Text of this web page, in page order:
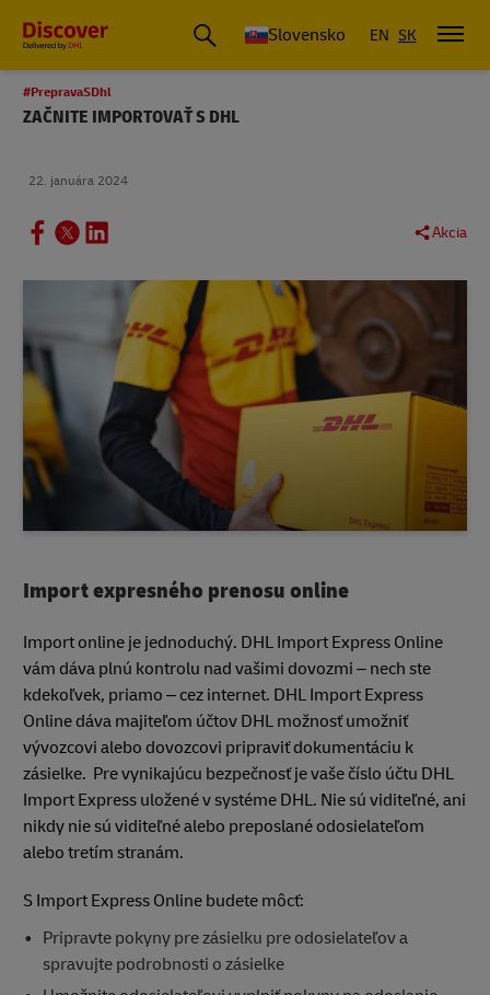
Slovensko EN SK
#PrepravaSDhl
ZAČNITE IMPORTOVAŤ S DHL
22. januára 2024
Akcia
Import expresného prenosu online
Import online je jednoduchý. DHL Import Express Online
vám dáva plnú kontrolu nad vašimi dovozmi – nech ste
kdekoľvek, priamo – cez internet. DHL Import Express
Online dáva majiteľom účtov DHL možnosť umožniť
vývozcovi alebo dovozcovi pripraviť dokumentáciu k
zásielke. Pre vynikajúcu bezpečnosť je vaše číslo účtu DHL
Import Express uložené v systéme DHL. Nie sú viditeľné, ani
nikdy nie sú viditeľné alebo preposlané odosielateľom
alebo tretím stranám.
S Import Express Online budete môcť:
Pripravte pokyny pre zásielku pre odosielateľov a
spravujte podrobnosti o zásielke